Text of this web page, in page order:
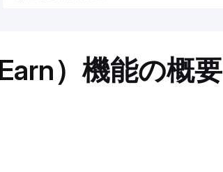
）機能の概要